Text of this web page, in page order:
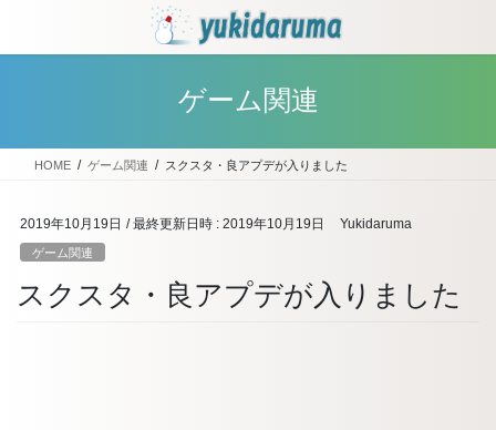
テ
ス
ゲ
ン
ゲーム関連
HOME ゲーム関連 スクスタ・良アプデが入りました
2019年10月19日 / 最終更新日時 : 2019年10月19日 Yukidaruma
ゲーム関連
スクスタ・良アプデが入りました